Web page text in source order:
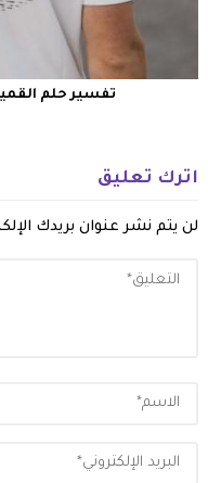
تفسير حلم
اترك تعليق
لن يتم نشر عنوان بريدك